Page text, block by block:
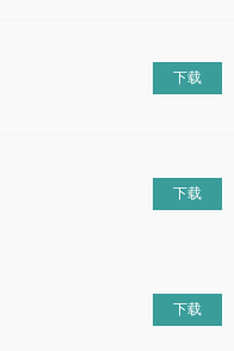
下载
下载
下载